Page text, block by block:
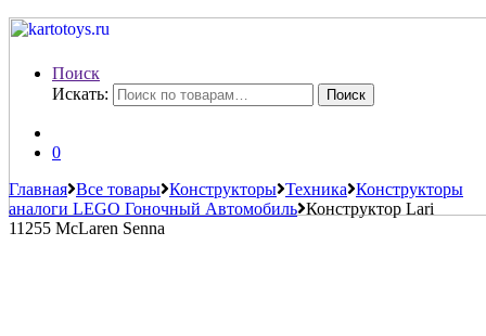
Поиск
Искать:
Поиск
0
Главная Все товары Конструкторы Техника Конструкторы
аналоги LEGO Гоночный Автомобиль Конструктор Lari
11255 McLaren Senna